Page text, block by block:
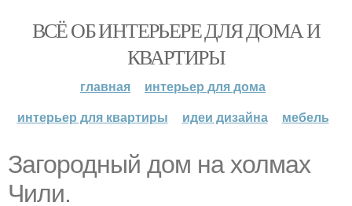
ВСЁ ОБ ИНТЕРЬЕРЕ ДЛЯ ДОМА И
КВАРТИРЫ
главная
интерьер для дома
интерьер для квартиры
идеи дизайна мебель
Загородный дом на холмах
Чили.